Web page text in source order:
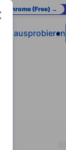
to Chrome (Free) →
ausprobieren